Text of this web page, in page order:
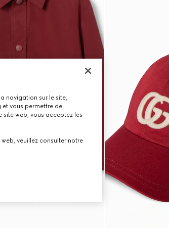
navigation sur le site,
vous permettre de
site web, vous acceptez les
veuillez consulter notre